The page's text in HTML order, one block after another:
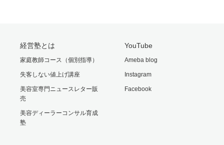
経営塾とは
家庭教師コース（個別指導）
失客しない値上げ講座
美容室専門ニュースレター販
売
美容ディーラーコンサル育成
塾
YouTube
Ameba blog
Instagram
Facebook